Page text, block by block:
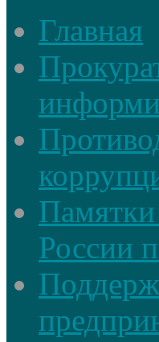
Главная
России